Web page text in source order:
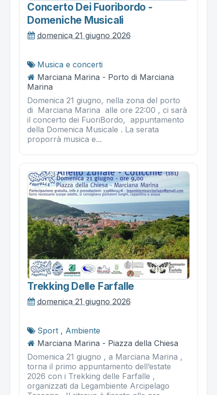
Concerto Dei Fuoribordo -
Domeniche Musicali
domenica 21 giugno 2026
Musica e concerti
Marciana Marina - Porto di Marciana
Marina
Domenica 21 giugno, nella zona del porto
di Marciana Marina alle ore 22:00 , ci sarà
il concerto dei FuoriBordo, appuntamento
della Domenica Musicale . La serata
proporrà musica e...
Trekking Delle Farfalle
domenica 21 giugno 2026
Sport , Ambiente
Marciana Marina - Piazza della Chiesa
Domenica 21 giugno , a Marciana Marina ,
torna il primo appuntamento dell’estate
2026 con i Trekking delle Farfalle ,
organizzati da Legambiente Arcipelago